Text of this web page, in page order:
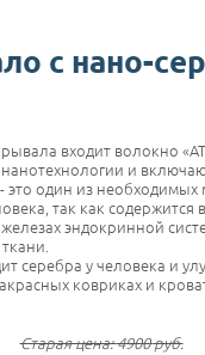
с нано-
входит волокно
и
это один из
так как содержится
эндокринной
серебра у человека и
ковриках и
Старая цена:4900руб.